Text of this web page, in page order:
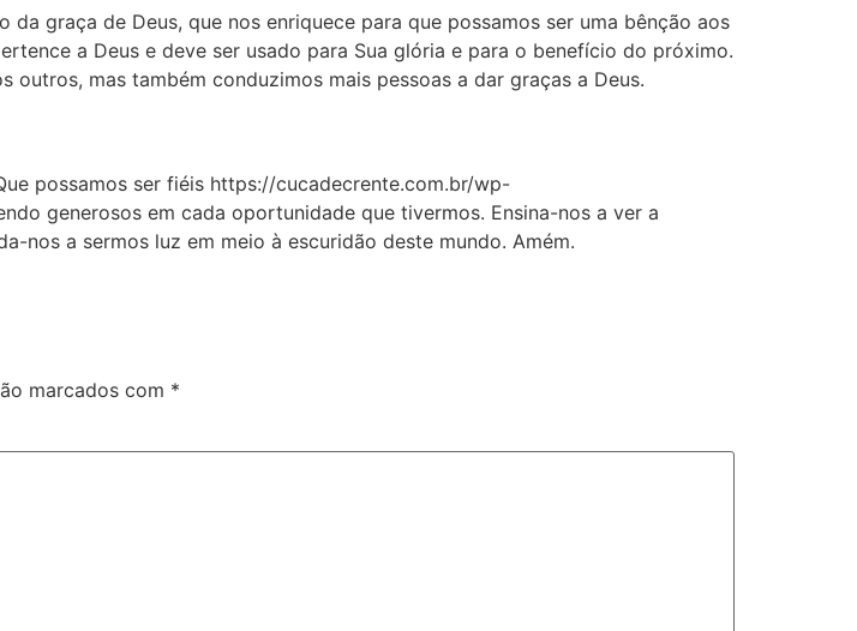
graça de Deus, que nos enriquece para que possamos ser uma bênção aos
a Deus e deve ser usado para Sua glória e para o benefício do próximo.
mas também conduzimos mais pessoas a dar graças a Deus.
possamos ser fiéis https://cucadecrente.com.br/wp-
generosos em cada oportunidade que tivermos. Ensina-nos a ver a
nos a sermos luz em meio à escuridão deste mundo. Amém.
marcados com *